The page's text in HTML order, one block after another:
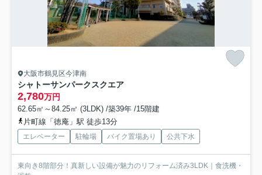
大阪市鶴見区今津南
シャトーサンパークスクエア
2,780万円
62.65㎡～84.25㎡ (3LDK) /築39年 /15階建
片町線「徳庵」駅 徒歩13分
エレベーター 駐輪場 バイク置場あり 公共下水
東向き8階部分！真新しい設備が魅力のリフォーム済み3LDK｜食洗機・